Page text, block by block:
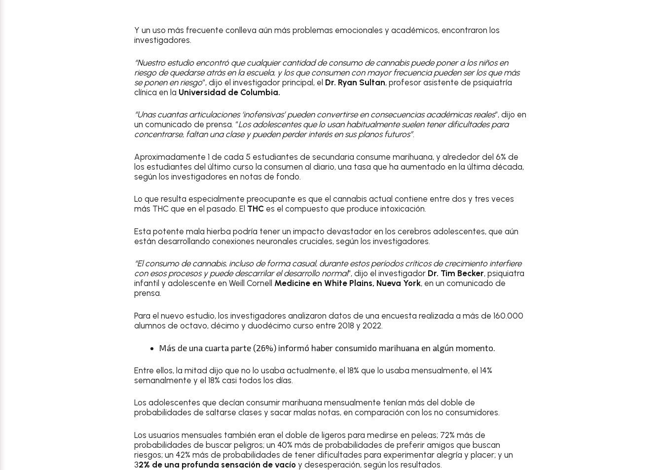
Y un uso más frecuente conlleva aún más problemas emocionales y académicos, encontraron los
investigadores.
“Nuestro estudio encontró que cualquier cantidad de consumo de cannabis puede poner a los niños en
riesgo de quedarse atrás en la escuela, y los que consumen con mayor frecuencia pueden ser los que más
se ponen en riesgo“, dijo el investigador principal, el Dr. Ryan Sultan, profesor asistente de psiquiatría
clínica en la Universidad de Columbia.
“Unas cuantas articulaciones ‘inofensivas’ pueden convertirse en consecuencias académicas reales“, dijo en
un comunicado de prensa. “Los adolescentes que lo usan habitualmente suelen tener dificultades para
concentrarse, faltan una clase y pueden perder interés en sus planos futuros”.
Aproximadamente 1 de cada 5 estudiantes de secundaria consume marihuana, y alrededor del 6% de
los estudiantes del último curso la consumen al diario, una tasa que ha aumentado en la última década,
según los investigadores en notas de fondo.
Lo que resulta especialmente preocupante es que el cannabis actual contiene entre dos y tres veces
más THC que en el pasado. El THC es el compuesto que produce intoxicación.
Esta potente mala hierba podría tener un impacto devastador en los cerebros adolescentes, que aún
están desarrollando conexiones neuronales cruciales, según los investigadores.
“El consumo de cannabis, incluso de forma casual, durante estos períodos críticos de crecimiento interfiere
con esos procesos y puede descarrilar el desarrollo normal“, dijo el investigador Dr. Tim Becker, psiquiatra
infantil y adolescente en Weill Cornell Medicine en White Plains, Nueva York, en un comunicado de
prensa.
Para el nuevo estudio, los investigadores analizaron datos de una encuesta realizada a más de 160.000
alumnos de octavo, décimo y duodécimo curso entre 2018 y 2022.
Más de una cuarta parte (26%) informó haber consumido marihuana en algún momento.
Entre ellos, la mitad dijo que no lo usaba actualmente, el 18% que lo usaba mensualmente, el 14%
semanalmente y el 18% casi todos los días.
Los adolescentes que decían consumir marihuana mensualmente tenían más del doble de
probabilidades de saltarse clases y sacar malas notas, en comparación con los no consumidores.
Los usuarios mensuales también eran el doble de ligeros para medirse en peleas; 72% más de
probabilidades de buscar peligros; un 40% más de probabilidades de preferir amigos que buscan
riesgos; un 42% más de probabilidades de tener dificultades para experimentar alegría y placer; y un
32% de una profunda sensación de vacío y desesperación, según los resultados.